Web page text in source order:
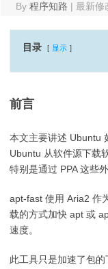
By 程序知路 | 最新修
目录 显示
前言
本文主要讲述 Ubuntu
Ubuntu 从软件源下载
特别是通过 PPA 这些
apt-fast 使用 Aria2 作
载的方式加快 apt 或
速度。
此工具只是加速了包